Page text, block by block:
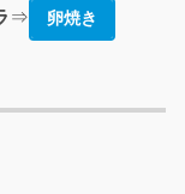
⇒ 卵焼き